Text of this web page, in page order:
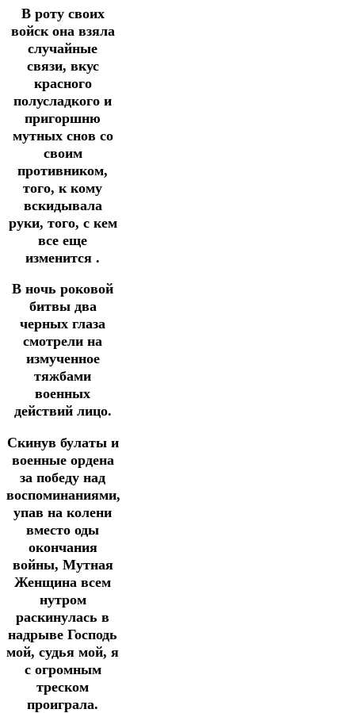
В роту своих
войск она взяла
случайные
связи, вкус
красного
полусладкого и
пригоршню
мутных снов со
своим
противником,
того, к кому
вскидывала
руки, того, с кем
все еще
изменится .
В ночь роковой
битвы два
черных глаза
смотрели на
измученное
тяжбами
военных
действий лицо.
Скинув булаты и
военные ордена
за победу над
воспоминаниями,
упав на колени
вместо оды
окончания
войны, Мутная
Женщина всем
нутром
раскинулась в
надрыве Господь
мой, судья мой, я
с огромным
треском
проиграла.